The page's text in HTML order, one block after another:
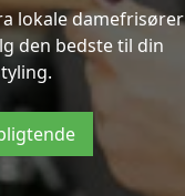
lokale damefrisører
den bedste til din